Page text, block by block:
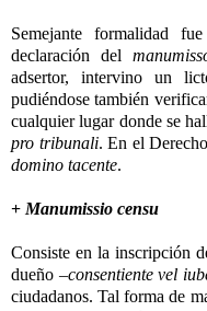
Semejante formalidad
declaración del
adsertor, intervino un
pudiéndose también
cualquier lugar donde se
pro tribunali. En el
domino tacente.
+ Manumissio censu
Consiste en la inscripción
dueño –consentiente vel
ciudadanos. Tal forma de